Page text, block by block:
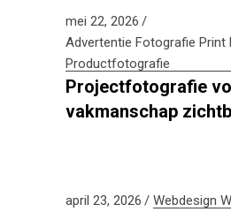
mei 22, 2026
Advertentie Fotografie Print
Productfotografie
Projectfotografie
vakmanschap
april 23, 2026 Webdesign